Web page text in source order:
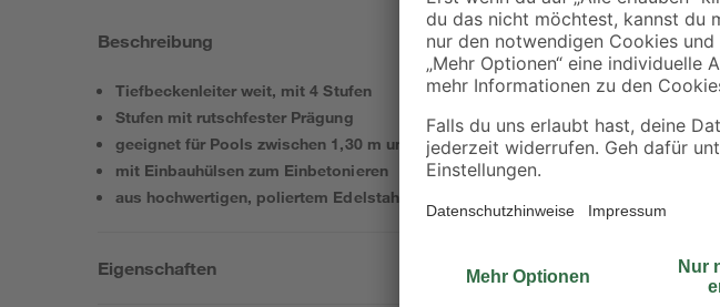
Beschreibung
Tiefbeckenleiter weit, mit 4 Stufen
Stufen mit rutschfester Prägung
geeignet für Pools zwischen 1,30 m und 1,50 m Tiefe
mit Einbauhülsen zum Einbetonieren
aus hochwertigen, poliertem Edelstahl
Eigenschaften